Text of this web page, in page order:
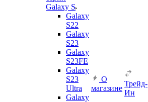
Galaxy S
Galaxy
S22
Galaxy
S23
Galaxy
S23FE
Galaxy
S23
Ultra
Galaxy
О
магазине
Трейд-
Ин